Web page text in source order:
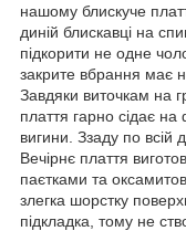
нашому блискуче
диній блискавці на
підкорити не одне
закрите вбрання має
Завдяки виточкам на
плаття гарно сідає на
вигини. Ззаду по всій
Вечірнє плаття
паєтками та
злегка шорстку
підкладка, тому не